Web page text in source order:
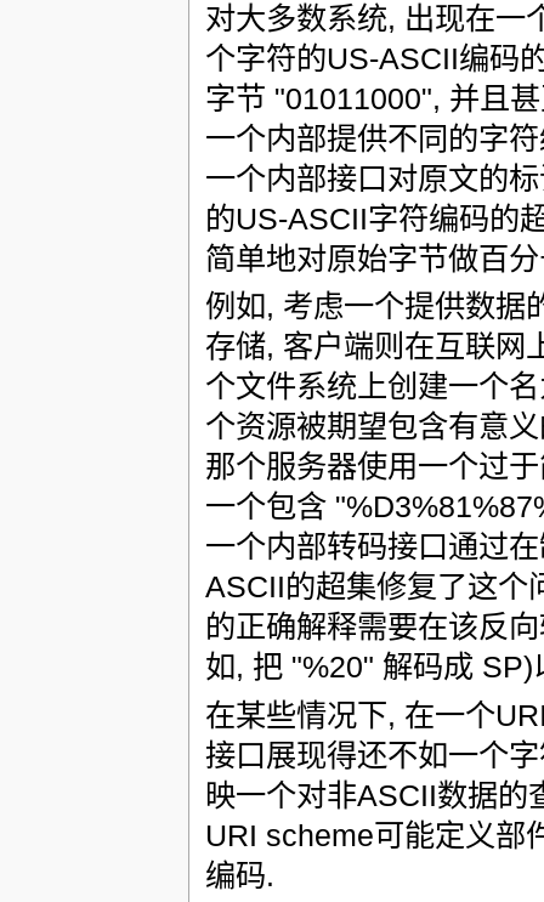
对大多数系统, 出现在一
个字符的US-ASCII编码
字节 "01011000", 并且
一个内部提供不同的字
一个内部接口对原文的
的US-ASCII字符编码的
简单地对原始字节做百
例如, 考虑一个提供数据
存储, 客户端则在互联网
个文件系统上创建一个
个资源被期望包含有意
那个服务器使用一个过
一个包含
一个内部转码接口通过
ASCII的超集修复了这个
的正确解释需要在该反
如, 把 "%20" 解码成
在某些情况下, 在一个
接口展现得还不如一个
映一个对非ASCII数据的
URI scheme可能定义部
编码.